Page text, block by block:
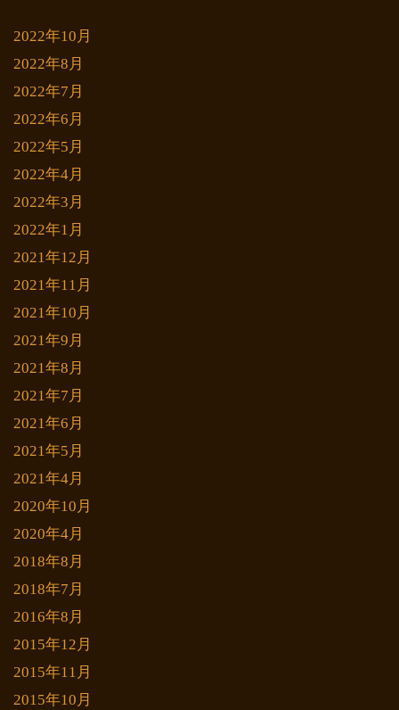
2022年10月
2022年8月
2022年7月
2022年6月
2022年5月
2022年4月
2022年3月
2022年1月
2021年12月
2021年11月
2021年10月
2021年9月
2021年8月
2021年7月
2021年6月
2021年5月
2021年4月
2020年10月
2020年4月
2018年8月
2018年7月
2016年8月
2015年12月
2015年11月
2015年10月